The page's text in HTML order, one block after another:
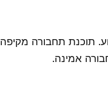
תוכנת תחבורה מקיפה
אמינה.